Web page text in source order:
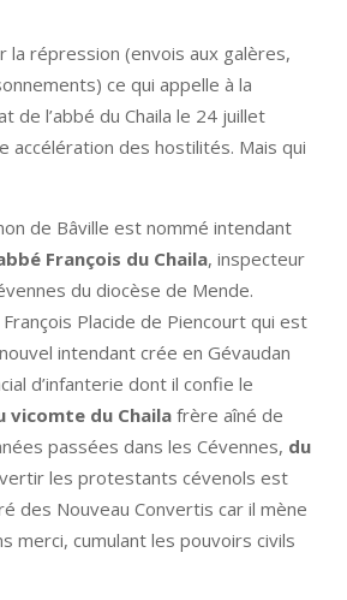
la répression (envois aux galères,
ce qui appelle à la
de l’abbé du Chaila le 24 juillet
accélération des hostilités. Mais qui
de Bâville est nommé intendant
François du Chaila, inspecteur
du diocèse de Mende.
Placide de Piencourt qui est
intendant crée en Gévaudan
d’infanterie dont il confie le
vicomte du Chaila frère aîné de
passées dans les Cévennes, du
les protestants cévenols est
des Nouveau Convertis car il mène
merci, cumulant les pouvoirs civils